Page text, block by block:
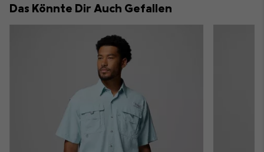
Das Könnte Dir Auch Gefallen